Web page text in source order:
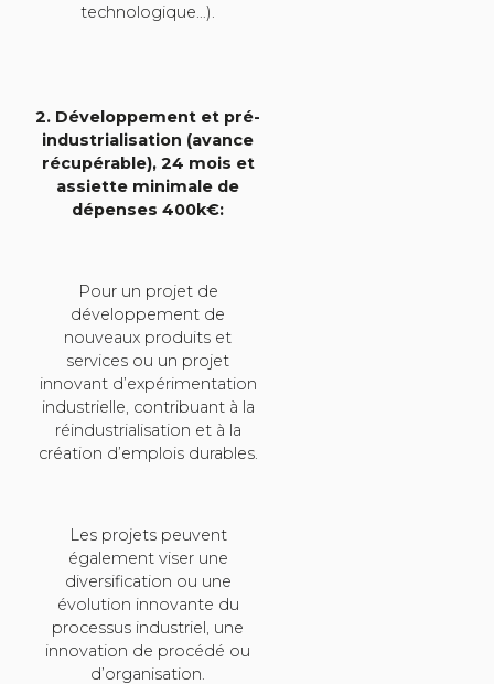
technologique…).
2. Développement et pré-
industrialisation (avance
récupérable), 24 mois et
assiette minimale de
dépenses 400k€:
Pour un projet de
développement de
nouveaux produits et
services ou un projet
innovant d’expérimentation
industrielle, contribuant à la
réindustrialisation et à la
création d’emplois durables.
Les projets peuvent
également viser une
diversification ou une
évolution innovante du
processus industriel, une
innovation de procédé ou
d’organisation.